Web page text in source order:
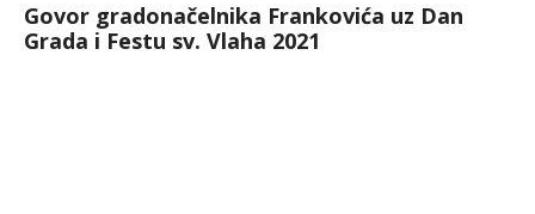
Govor gradonačelnika Frankovića uz Dan
Grada i Festu sv. Vlaha 2021